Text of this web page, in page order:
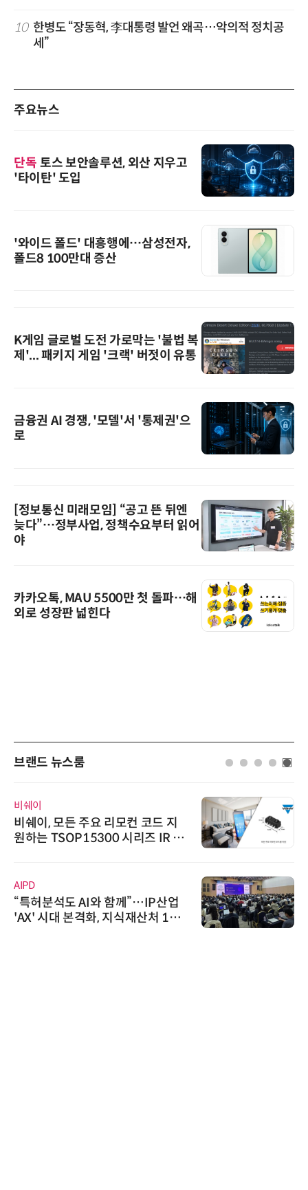
10 한병도 “장동혁, 李대통령 발언 왜곡…악의적 정치공
세”
주요뉴스
단독 토스 보안솔루션, 외산 지우고
'타이탄' 도입
'와이드 폴드' 대흥행에…삼성전자,
폴드8 100만대 증산
K게임 글로벌 도전 가로막는 '불법 복
제'... 패키지 게임 '크랙' 버젓이 유통
금융권 AI 경쟁, '모델'서 '통제권'으
로
[정보통신 미래모임] “공고 뜬 뒤엔
늦다”…정부사업, 정책수요부터 읽어
야
카카오톡, MAU 5500만 첫 돌파…해
외로 성장판 넓힌다
브랜드 뉴스룸
비쉐이
비쉐이, 모든 주요 리모컨 코드 지
원하는 TSOP15300 시리즈 IR 수
AIPD
“특허분석도 AI와 함께”…IP산업
'AX' 시대 본격화, 지식재산처 1호